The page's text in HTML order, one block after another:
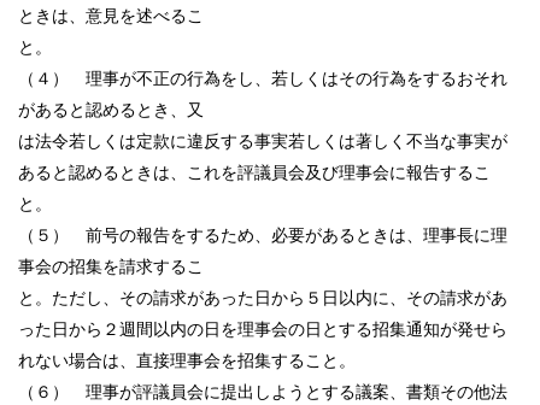
ときは、意見を述べるこ
と。
（４） 理事が不正の行為をし、若しくはその行為をするおそれ
があると認めるとき、又
は法令若しくは定款に違反する事実若しくは著しく不当な事実が
あると認めるときは、これを評議員会及び理事会に報告するこ
と。
（５） 前号の報告をするため、必要があるときは、理事長に理
事会の招集を請求するこ
と。ただし、その請求があった日から５日以内に、その請求があ
った日から２週間以内の日を理事会の日とする招集通知が発せら
れない場合は、直接理事会を招集すること。
（６） 理事が評議員会に提出しようとする議案、書類その他法